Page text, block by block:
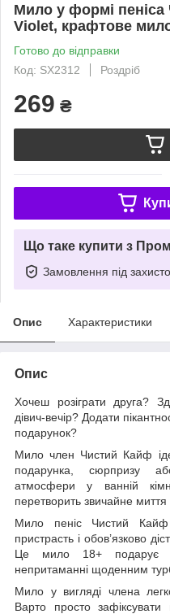
Мило у формі
Violet, крафтове
Готово до відправки
Код: SX2312
Роздріб
269 ₴
Що таке купити з
Замовлення під
Опис Характеристики
Опис
Хочеш розіграти друга?
дівич-вечір? Додати
подарунок?
Мило член Чистий Кайф
подарунка, сюрпризу
атмосфери у ванній
перетворить звичайне
Мило пеніс Чистий Кайф
пристрасть і обов’язково
Це мило 18+ подарує
непритаманні щоденним
Мило у вигляді члена
Варто просто